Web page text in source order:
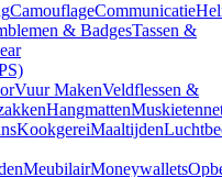
CamouflageCommunicatie
& BadgesTassen &
Vuur MakenVeldflessen &
Hangmatten
KookgereiMaaltijden
MeubilairMoneywallets